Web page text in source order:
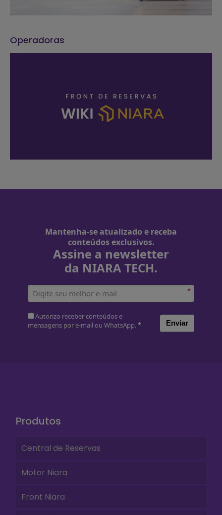
Operadoras
Mantenha-se atualizado e receba
conteúdos exclusivos.
Assine a newsletter
da NIARA TECH.
*
Autorizo receber conteúdos e
mensagens por e-mail ou WhatsApp.* Enviar
Produtos
Central de Reservas
Motor Niara
Front Niara